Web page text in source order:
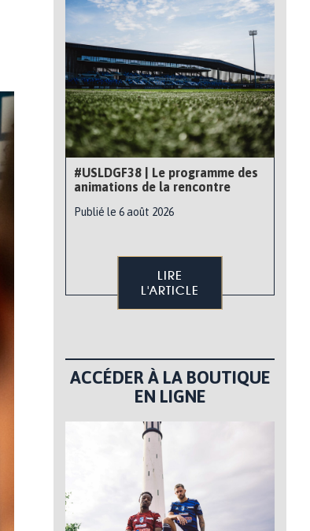
#USLDGF38 | Le programme des
animations de la rencontre
Publié le 6 août 2026
LIRE
L'ARTICLE
ACCÉDER À LA BOUTIQUE
EN LIGNE